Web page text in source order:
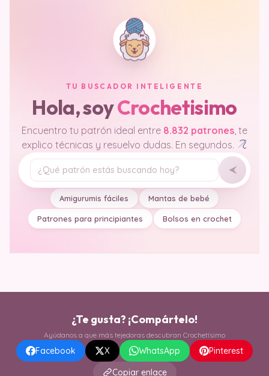
TU BUSCADOR INTELIGENTE
Hola, soyCrochetisimo
Encuentro tu patrón ideal entre 8.832 patrones , te
explico técnicas y resuelvo dudas. En segundos.
Tu pregunta
Amigurumis fáciles Mantas de bebé
Patrones para principiantes Bolsos en crochet
¿Te gusta? ¡Compártelo!
Ayúdanos a que más tejedoras descubran Crochetísimo
Facebook X WhatsApp
Pinterest
Copiar enlace